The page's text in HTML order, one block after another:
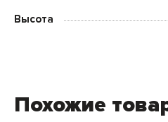
Высота
Похожие